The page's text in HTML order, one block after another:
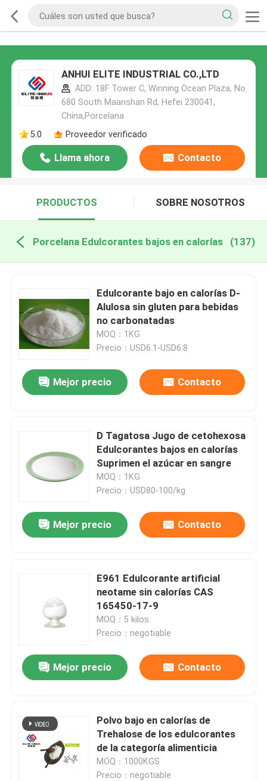
ANHUI ELITE INDUSTRIAL CO.,LTD
ADD: 18F Tower C, Winning Ocean Plaza, No.
680 South Maanshan Rd, Hefei 230041,
China,Porcelana
5.0
Proveedor verificado
Llama ahora Contacto
PRODUCTOS SOBRE NOSOTROS
Porcelana Edulcorantes bajos en calorías (137)
Edulcorante bajo en calorías D-
Alulosa sin gluten para bebidas
no carbonatadas
MOQ：1KG
Precio：USD6.1-USD6.8
Mejor precio Contacto
D Tagatosa Jugo de cetohexosa
Edulcorantes bajos en calorías
Suprimen el azúcar en sangre
MOQ：1KG
Precio：USD80-100/kg
Mejor precio Contacto
E961 Edulcorante artificial
neotame sin calorías CAS
165450-17-9
MOQ：5 kilos
Precio：negotiable
Mejor precio Contacto
Polvo bajo en calorías de
Trehalose de los edulcorantes
de la categoría alimenticia
MOQ：1000KGS
Precio：negotiable